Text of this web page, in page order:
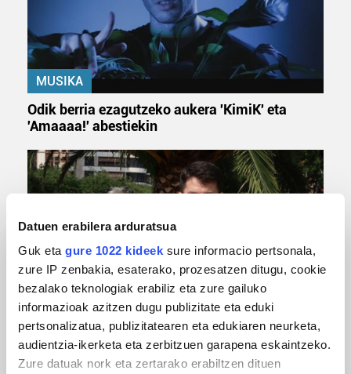
Datuen erabilera arduratsua
Guk eta gure 1022 kideek sure informacio pertsonala,
zure IP zenbakia, esaterako, prozesatzen ditugu, cookie
bezalako teknologiak erabiliz eta zure gailuko
informazioak azitzen dugu publizitate eta eduki
pertsonalizatua, publizitatearen eta edukiaren neurketa,
audientzia-ikerketa eta zerbitzuen garapena eskaintzeko.
Zure datuak nork eta zertarako erabiltzen dituen
MUSIKA
Odik berria ezagutzeko aukera 'KimiK' eta
'Amaaaa!' abestiekin
MUSA
Euxebio eta Ekaitz Zabala: Zumarragako mus
txapelketa irabazi duten aita-semeak